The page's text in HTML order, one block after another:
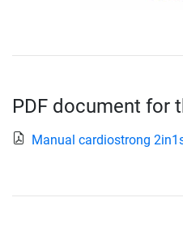
PDF document for
Manual cardiostrong